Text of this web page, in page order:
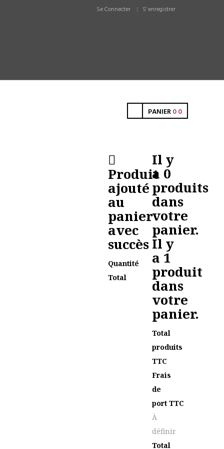
Se Connecter S' enregistrer
PANIER00
Produit
ajouté
au
panier
avec
succès
Quantité
Total
Il y
a 0
produits
dans
votre
panier.
Il y
a 1
produit
dans
votre
panier.
Total
produits
TTC
Frais
de
port TTC
À
définir
Total